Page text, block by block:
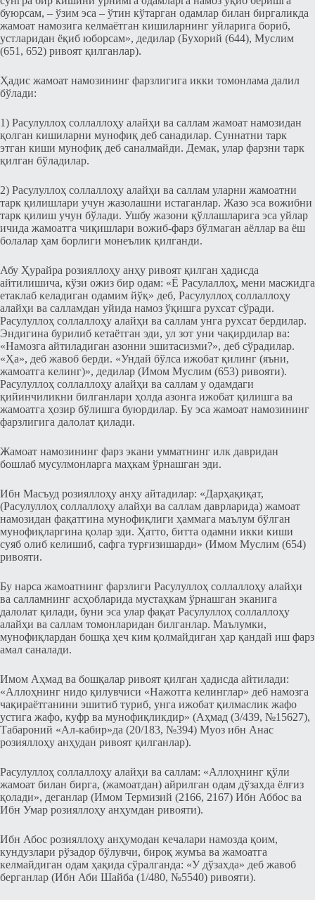
буюрсам, – ўзим эса – ўтин кўтарган одамлар билан биргаликда
жамоат намозига келмаётган кишиларнинг уйларига бориб,
устларидан ёқиб юборсам», дедилар (Бухорий (644), Муслим
(651, 652) ривоят қилганлар).
Ҳадис жамоат намозининг фарзлигига икки томонлама далил
бўлади:
1) Расулуллоҳ соллаллоҳу алайҳи ва саллам жамоат намозидан
қолган кишиларни мунофиқ деб санадилар. Суннатни тарк
этган киши мунофиқ деб саналмайди. Демак, улар фарзни тарк
қилган бўладилар.
2) Расулуллоҳ соллаллоҳу алайҳи ва саллам уларни жамоатни
тарк қилишлари учун жазолашни истаганлар. Жазо эса вожибни
тарк қилиш учун бўлади. Ушбу жазони қўллашларига эса уйлар
ичида жамоатга чиқишлари вожиб-фарз бўлмаган аёллар ва ёш
болалар ҳам борлиги монеълик қилганди.
Абу Ҳурайра розияллоҳу анҳу ривоят қилган ҳадисда
айтилишича, кўзи ожиз бир одам: «Ё Расулаллоҳ, мени масжидга
етаклаб келадиган одамим йўқ» деб, Расулуллоҳ соллаллоҳу
алайҳи ва салламдан уйида намоз ўқишга рухсат сўради.
Расулуллоҳ соллаллоҳу алайҳи ва саллам унга рухсат бердилар.
Эндигина бурилиб кетаётган эди, ул зот уни чақирдилар ва:
«Намозга айтиладиган азонни эшитасизми?», деб сўрадилар.
«Ҳа», деб жавоб берди. «Ундай бўлса ижобат қилинг (яъни,
жамоатга келинг)», дедилар (Имом Муслим (653) ривояти).
Расулуллоҳ соллаллоҳу алайҳи ва саллам у одамдаги
қийинчиликни билганлари ҳолда азонга ижобат қилишга ва
жамоатга ҳозир бўлишга буюрдилар. Бу эса жамоат намозининг
фарзлигига далолат қилади.
Жамоат намозининг фарз экани умматнинг илк давридан
бошлаб мусулмонларга маҳкам ўрнашган эди.
Ибн Масъуд розияллоҳу анҳу айтадилар: «Дарҳақиқат,
(Расулуллоҳ соллаллоҳу алайҳи ва саллам даврларида) жамоат
намозидан фақатгина мунофиқлиги ҳаммага маълум бўлган
мунофиқларгина қолар эди. Ҳатто, битта одамни икки киши
суяб олиб келишиб, сафга турғизишарди» (Имом Муслим (654)
ривояти.
Бу нарса жамоатнинг фарзлиги Расулуллоҳ соллаллоҳу алайҳи
ва салламнинг асҳобларида мустаҳкам ўрнашган эканига
далолат қилади, буни эса улар фақат Расулуллоҳ соллаллоҳу
алайҳи ва саллам томонларидан билганлар. Маълумки,
мунофиқлардан бошқа ҳеч ким қолмайдиган ҳар қандай иш фарз
амал саналади.
Имом Аҳмад ва бошқалар ривоят қилган ҳадисда айтилади:
«Аллоҳнинг нидо қилувчиси «Нажотга келинглар» деб намозга
чақираётганини эшитиб туриб, унга ижобат қилмаслик жафо
устига жафо, куфр ва мунофиқликдир» (Аҳмад (3/439, №15627),
Табароний «Ал-кабир»да (20/183, №394) Муоз ибн Анас
розияллоҳу анҳудан ривоят қилганлар).
Расулуллоҳ соллаллоҳу алайҳи ва саллам: «Аллоҳнинг қўли
жамоат билан бирга, (жамоатдан) айрилган одам дўзахда ёлғиз
қолади», деганлар (Имом Термизий (2166, 2167) Ибн Аббос ва
Ибн Умар розияллоҳу анҳумдан ривояти).
Ибн Абос розияллоҳу анҳумодан кечалари намозда қоим,
кундузлари рўзадор бўлувчи, бироқ жумъа ва жамоатга
келмайдиган одам ҳақида сўралганда: «У дўзахда» деб жавоб
берганлар (Ибн Аби Шайба (1/480, №5540) ривояти).